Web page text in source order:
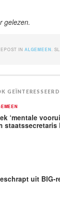
gelezen.
IN ALGEMEEN .
‘mentale
uit BIG-